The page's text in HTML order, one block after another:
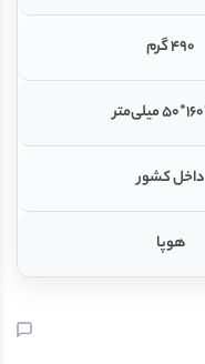
490 گرم
داخل کشور
هوپا